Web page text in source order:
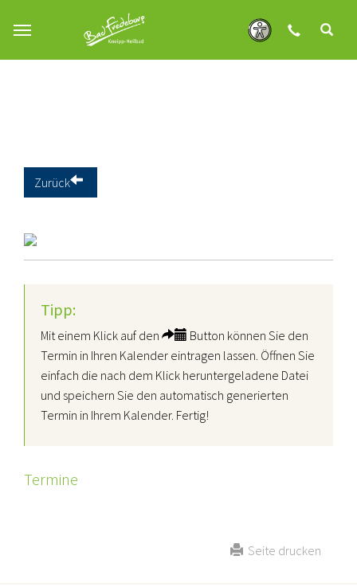
Zurück
Tipp:
Mit einem Klick auf den
Button können Sie den
Termin in Ihren Kalender eintragen lassen. Öffnen Sie
einfach die nach dem Klick heruntergeladene Datei
und speichern Sie den automatisch generierten
Termin in Ihrem Kalender. Fertig!
Termine
Seite drucken